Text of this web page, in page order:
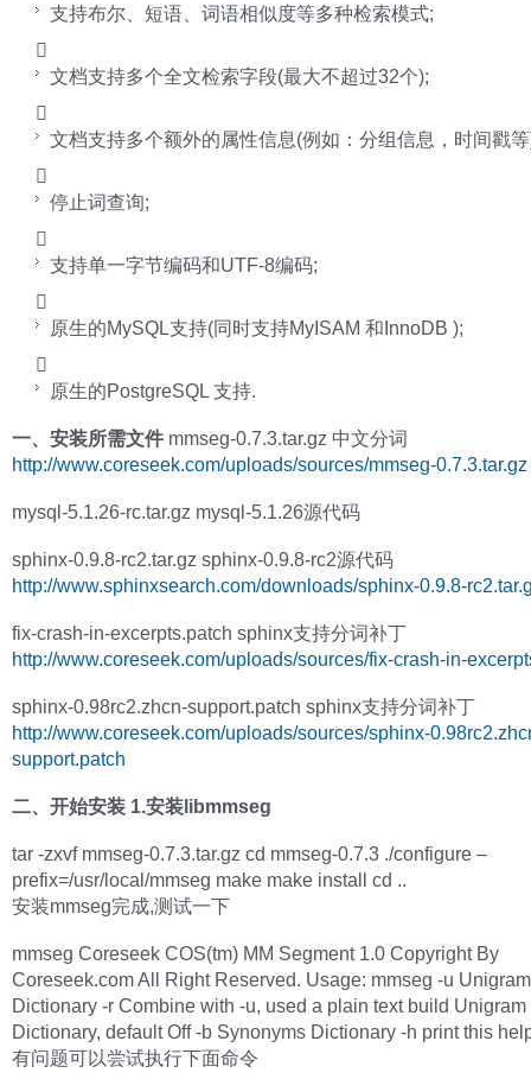
支持布尔、短语、词语相似度等多种检索模式;

文档支持多个全文检索字段(最大不超过32个);

文档支持多个额外的属性信息(例如：分组信息，时间戳

停止词查询;

支持单一字节编码和UTF-8编码;

原生的MySQL支持(同时支持MyISAM 和InnoDB );

原生的PostgreSQL 支持.
一、安装所需文件 mmseg-0.7.3.tar.gz 中文分词
http://www.coreseek.com/uploads/sources/mmseg-0.7.3.tar.gz
mysql-5.1.26-rc.tar.gz mysql-5.1.26源代码
sphinx-0.9.8-rc2.tar.gz sphinx-0.9.8-rc2源代码
http://www.sphinxsearch.com/downloads/sphinx-0.9.8-
fix-crash-in-excerpts.patch sphinx支持分词补丁
http://www.coreseek.com/uploads/sources/fix-crash-in-
sphinx-0.98rc2.zhcn-support.patch sphinx支持分词补丁
http://www.coreseek.com/uploads/sources/sphinx-
support.patch
二、开始安装 1.安装libmmseg
tar -zxvf mmseg-0.7.3.tar.gz cd mmseg-0.7.3 ./configure –
prefix=/usr/local/mmseg make make install cd ..
安装mmseg完成,测试一下
mmseg Coreseek COS(tm) MM Segment 1.0 Copyright By
Coreseek.com All Right Reserved. Usage: mmseg -u Unigram
Dictionary -r Combine with -u, used a plain text build Unigram
Dictionary, default Off -b Synonyms Dictionary -h print this
有问题可以尝试执行下面命令